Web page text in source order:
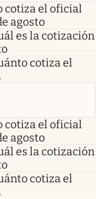
cotiza el oficial
agosto
es la cotización
cotiza el
cotiza el oficial
agosto
es la cotización
cotiza el